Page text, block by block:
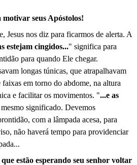
motivar seus Apóstolos!
Jesus nos diz para ficarmos de alerta. A
estejam cingidos..." significa para
para quando Ele chegar.
longas túnicas, que atrapalhavam
em torno do abdome, na altura
e facilitar os movimentos. "...e as
significado. Devemos
com a lâmpada acesa, para
não haverá tempo para providenciar
estão esperando seu senhor voltar